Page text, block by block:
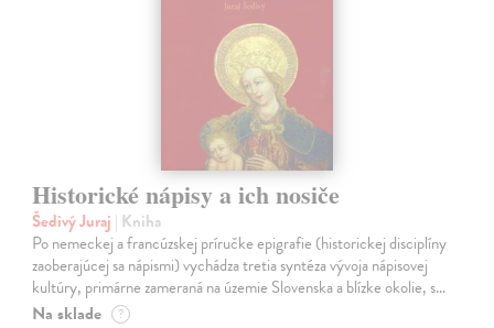
Historické nápisy a ich nosiče
Šedivý Juraj | Kniha
Po nemeckej a francúzskej príručke epigrafie (historickej disciplíny
zaoberajúcej sa nápismi) vychádza tretia syntéza vývoja nápisovej
kultúry, primárne zameraná na územie Slovenska a blízke okolie, s…
Na sklade ?